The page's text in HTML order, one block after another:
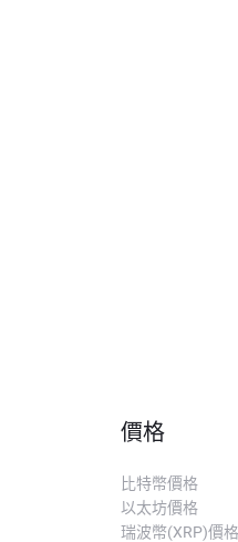
價格
比特幣價格
以太坊價格
瑞波幣(XRP)價格